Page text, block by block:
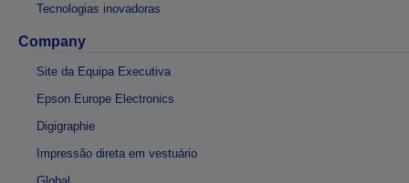
Tecnologias inovadoras
Company
Site da Equipa Executiva
Epson Europe Electronics
Digigraphie
Impressão direta em vestuário